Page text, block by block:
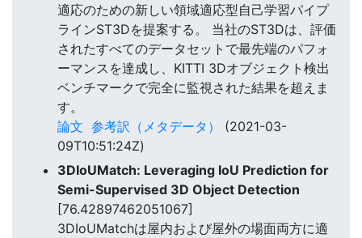
適応のための新しい領域適応型自己学習パイプ
ラインST3Dを提案する。 当社のST3Dは、評価
されたすべてのデータセットで最先端のパフォ
ーマンスを達成し、KITTI 3Dオブジェクト検出
ベンチマークで完全に監視された結果を超えま
す。
論文 参考訳（メタデータ）
(2021-03-
09T10:51:24Z)
3DIoUMatch: Leveraging IoU Prediction for
Semi-Supervised 3D Object Detection
[76.42897462051067]
3DIoUMatchは屋内および屋外の場面両方に適